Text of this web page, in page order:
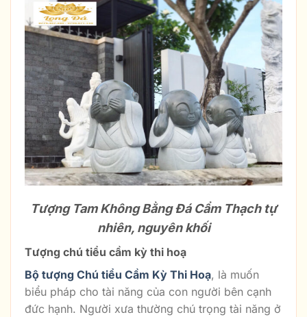
Tượng Tam Không Bằng Đá Cẩm Thạch tự
nhiên, nguyên khối
Tượng chú tiểu cầm kỳ thi hoạ
Bộ tượng Chú tiểu Cầm Kỳ Thi Hoạ, là muốn
biểu pháp cho tài năng của con người bên cạnh
đức hạnh. Người xưa thường chú trọng tài năng ở